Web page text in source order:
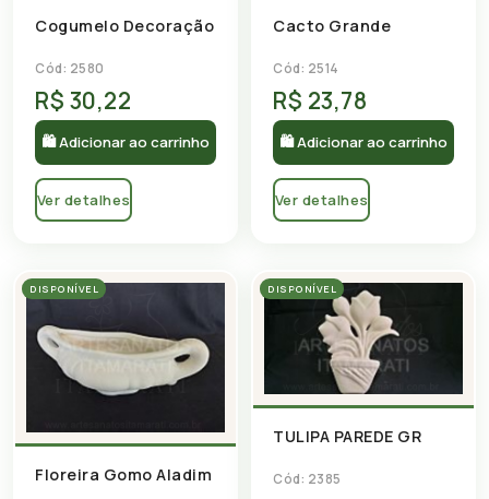
Cogumelo Decoração
Cód: 2580
R$ 30,22
🛍 Adicionar ao carrinho
Ver detalhes
Cacto Grande
Cód: 2514
R$ 23,78
🛍 Adicionar ao carrinho
Ver detalhes
DISPONÍVEL
Floreira Gomo Aladim
DISPONÍVEL
TULIPA PAREDE GR
Cód: 2385